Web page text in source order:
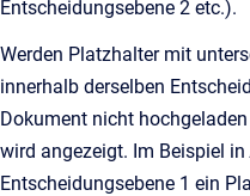
Entscheidungsebene 2 etc.).
Werden Platzhalter mit
innerhalb derselben
Dokument nicht
wird angezeigt. Im Beispiel in
Entscheidungsebene 1 ein